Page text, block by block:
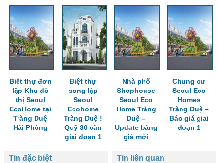
Biệt thự đơn
lập Khu đô
thị Seoul
EcoHome tại
Tràng Duệ
Hải Phòng
Biệt thự
song lập
Seoul
Ecohome
Tràng Duệ !
Quỹ 30 căn
giai đoạn 1
Nhà phố
Shophouse
Seoul Eco
Home Tràng
Duệ –
Update bảng
giá mới
Chung cư
Seoul Eco
Homes
Tràng Duệ –
Báo giá giai
đoạn 1
Tin liên quan
Tin đặc biệt